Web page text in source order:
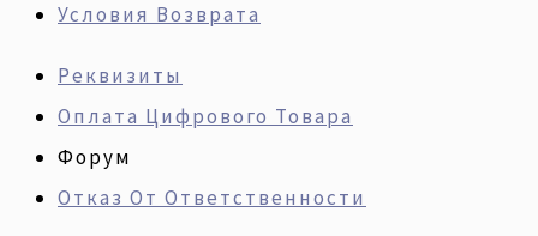
Условия Возврата
Реквизиты
Оплата Цифрового Товара
Форум
Отказ От Ответственности